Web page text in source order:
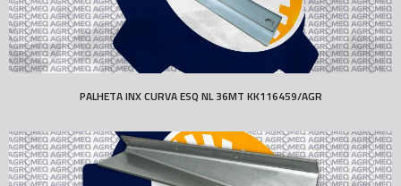
PALHETA INX CURVA ESQ NL 36MT KK116459/AGR